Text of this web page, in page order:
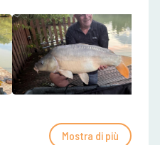
Mostra di più